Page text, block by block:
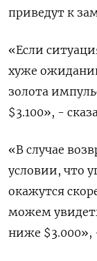
приведут к
«Если
хуже
золота
$3.100», -
«В случае
условии, что
окажутся
можем
ниже $3.000»,